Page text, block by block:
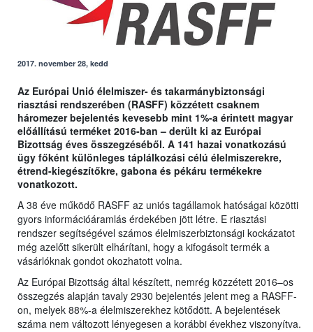
2017. november 28, kedd
Az Európai Unió élelmiszer- és takarmánybiztonsági
riasztási rendszerében (RASFF) közzétett csaknem
háromezer bejelentés kevesebb mint 1%-a érintett magyar
előállítású terméket 2016-ban – derült ki az Európai
Bizottság éves összegzéséből. A 141 hazai vonatkozású
ügy főként különleges táplálkozási célú élelmiszerekre,
étrend-kiegészítőkre, gabona és pékáru termékekre
vonatkozott.
A 38 éve működő RASFF az uniós tagállamok hatóságai közötti
gyors információáramlás érdekében jött létre. E riasztási
rendszer segítségével számos élelmiszerbiztonsági kockázatot
még azelőtt sikerült elhárítani, hogy a kifogásolt termék a
vásárlóknak gondot okozhatott volna.
Az Európai Bizottság által készített, nemrég közzétett 2016–os
összegzés alapján tavaly 2930 bejelentés jelent meg a RASFF-
on, melyek 88%-a élelmiszerekhez kötődött. A bejelentések
száma nem változott lényegesen a korábbi évekhez viszonyítva.